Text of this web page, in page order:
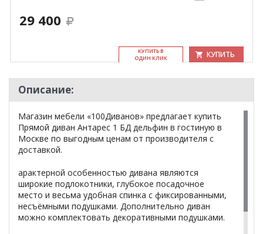
29 400
КУ­ПИТЬ В
ОДИН КЛИК
КУПИТЬ
Описание:
Магазин мебели «100Диванов» предлагает купить
Прямой диван Антарес 1 БД дельфин в гостиную в
Москве по выгодным ценам от производителя с
доставкой.
арактерной особенностью дивана являются
широкие подлокотники, глубокое посадочное
место и весьма удобная спинка с фиксированными,
несъёмными подушками. Дополнительно диван
можно комплектовать декоративными подушками.